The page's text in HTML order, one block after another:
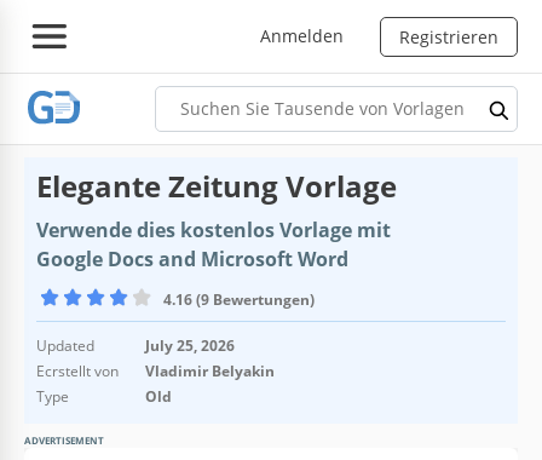
Anmelden Registrieren
Elegante Zeitung Vorlage
Verwende dies kostenlos Vorlage mit
Google Docs and Microsoft Word
4.16 (9 Bewertungen)
Updated
July 25, 2026
Ecrstellt von
Vladimir Belyakin
Type
Old
ADVERTISEMENT